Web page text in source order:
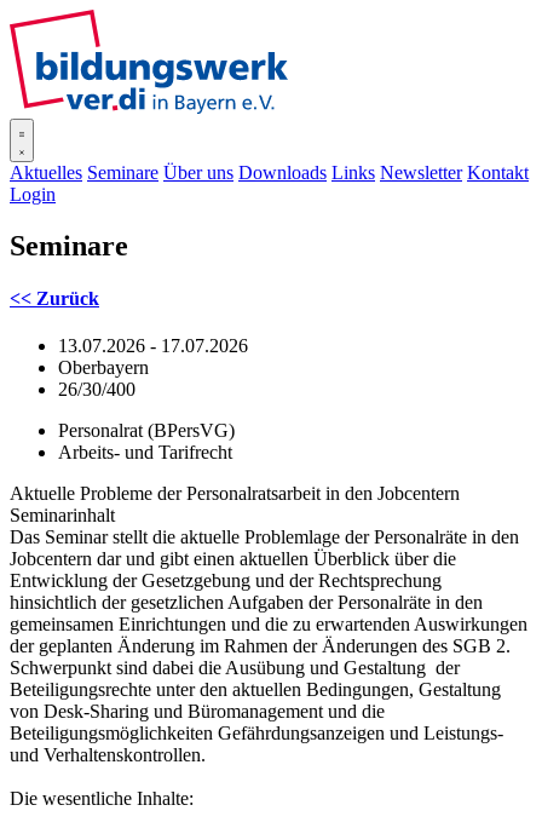
Aktuelles Seminare Über uns Downloads Links Newsletter Kontakt
Login
Seminare
<< Zurück
13.07.2026 - 17.07.2026
Oberbayern
26/30/400
Personalrat (BPersVG)
Arbeits- und Tarifrecht
Aktuelle Probleme der Personalratsarbeit in den Jobcentern
Seminarinhalt
Das Seminar stellt die aktuelle Problemlage der Personalräte in den
Jobcentern dar und gibt einen aktuellen Überblick über die
Entwicklung der Gesetzgebung und der Rechtsprechung
hinsichtlich der gesetzlichen Aufgaben der Personalräte in den
gemeinsamen Einrichtungen und die zu erwartenden Auswirkungen
der geplanten Änderung im Rahmen der Änderungen des SGB 2.
Schwerpunkt sind dabei die Ausübung und Gestaltung der
Beteiligungsrechte unter den aktuellen Bedingungen, Gestaltung
von Desk-Sharing und Büromanagement und die
Beteiligungsmöglichkeiten Gefährdungsanzeigen und Leistungs-
und Verhaltenskontrollen.
Die wesentliche Inhalte: